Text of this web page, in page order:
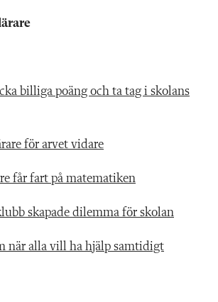
billiga poäng och ta tag i skolans
för arvet vidare
får fart på matematiken
skapade dilemma för skolan
när alla vill ha hjälp samtidigt